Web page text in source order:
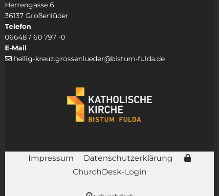
Herrengasse 6
36137 Großenlüder
Telefon
06648 / 60 797 -0
E-Mail
 heilig-kreuz.grossenlueder@bistum-fulda.de
Impressum
Datenschutzerklärung
ChurchDesk-Login